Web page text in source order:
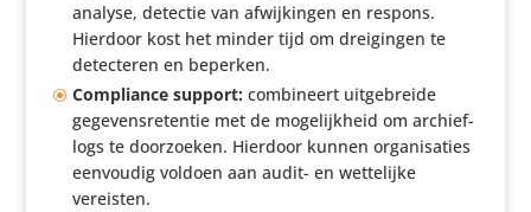
analyse, detectie van afwij­kingen en respons.
Hierdoor kost het minder tijd om drei­gingen te
detec­teren en beperken.
Compli­ance support: combi­neert uitge­breide
gege­vens­re­tentie met de moge­lijk­heid om archief­
logs te door­zoeken. Hierdoor kunnen orga­ni­sa­ties
eenvoudig voldoen aan audit- en wette­lijke
vereisten.